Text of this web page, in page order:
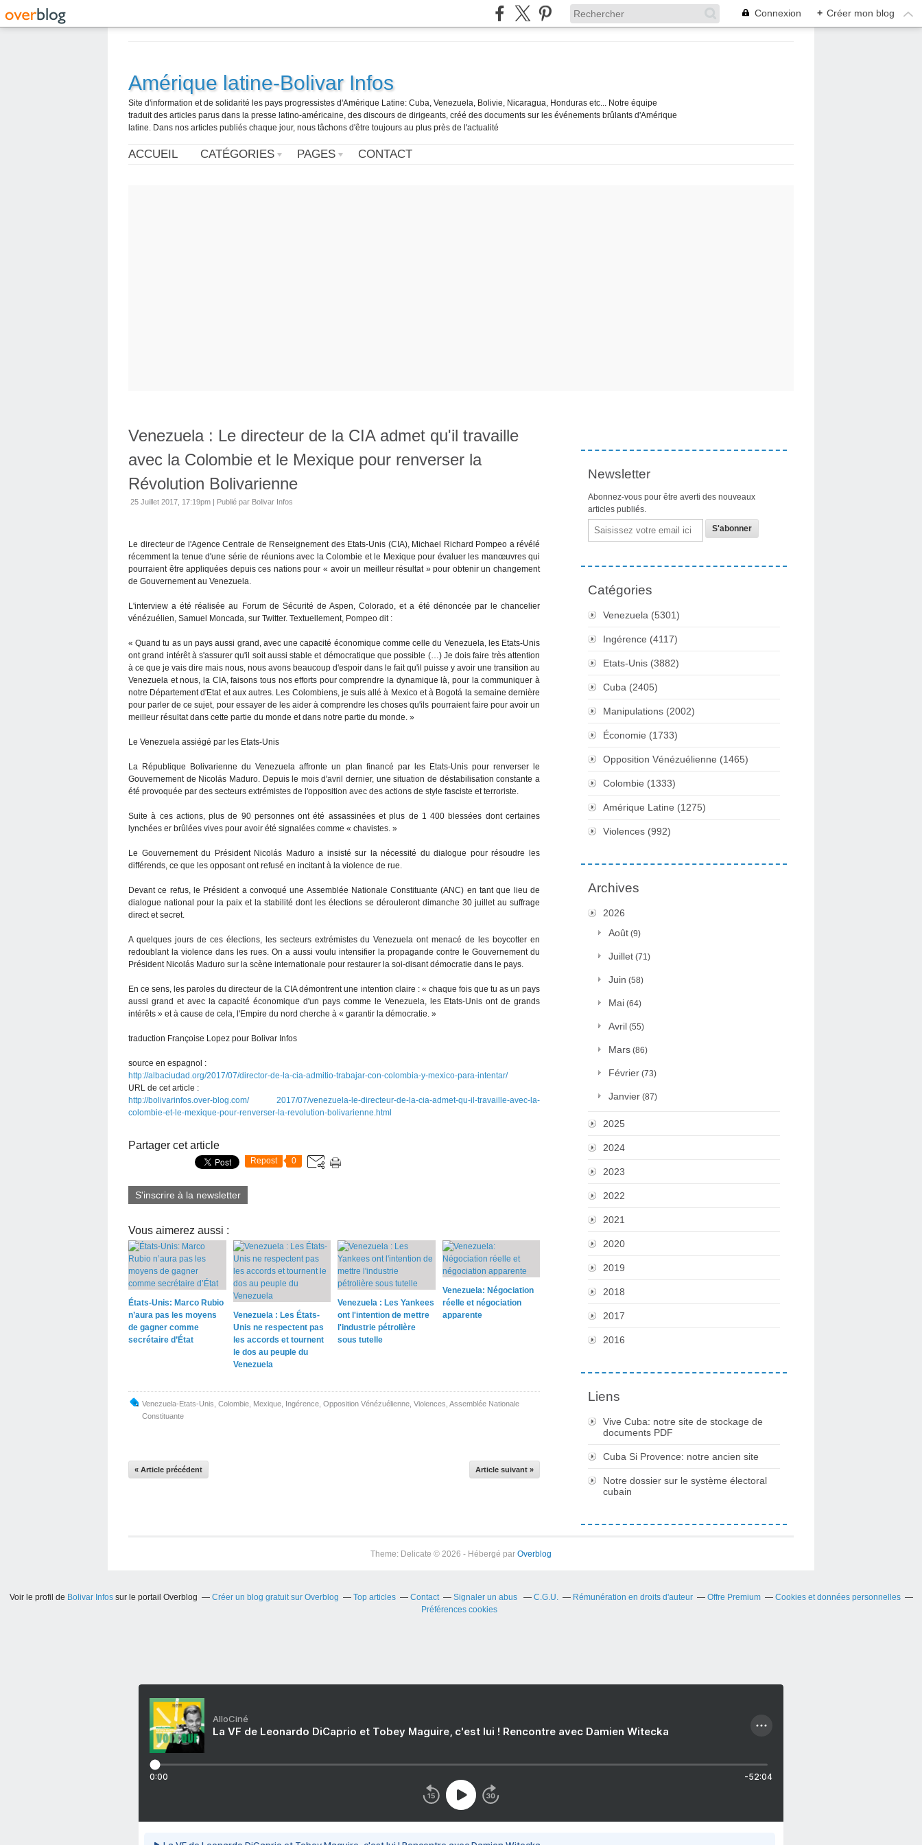
Connexion + Créer mon blog
Amérique latine-Bolivar Infos
Site d'information et de solidarité les pays progressistes d'Amérique Latine: Cuba, Venezuela, Bolivie, Nicaragua, Honduras etc... Notre équipe
traduit des articles parus dans la presse latino-américaine, des discours de dirigeants, créé des documents sur les événements brûlants d'Amérique
latine. Dans nos articles publiés chaque jour, nous tâchons d'être toujours au plus près de l'actualité
ACCUEIL CATÉGORIES PAGES CONTACT
Venezuela : Le directeur de la CIA admet qu'il travaille
avec la Colombie et le Mexique pour renverser la
Révolution Bolivarienne
25 Juillet 2017, 17:19pm | Publié par Bolivar Infos
Le directeur de l'Agence Centrale de Renseignement des Etats-Unis (CIA), Michael Richard Pompeo a révélé
récemment la tenue d'une série de réunions avec la Colombie et le Mexique pour évaluer les manœuvres qui
pourraient être appliquées depuis ces nations pour « avoir un meilleur résultat » pour obtenir un changement
de Gouvernement au Venezuela.
L'interview a été réalisée au Forum de Sécurité de Aspen, Colorado, et a été dénoncée par le chancelier
vénézuélien, Samuel Moncada, sur Twitter. Textuellement, Pompeo dit :
« Quand tu as un pays aussi grand, avec une capacité économique comme celle du Venezuela, les Etats-Unis
ont grand intérêt à s'assurer qu'il soit aussi stable et démocratique que possible (…) Je dois faire très attention
à ce que je vais dire mais nous, nous avons beaucoup d'espoir dans le fait qu'il puisse y avoir une transition au
Venezuela et nous, la CIA, faisons tous nos efforts pour comprendre la dynamique là, pour la communiquer à
notre Département d'Etat et aux autres. Les Colombiens, je suis allé à Mexico et à Bogotá la semaine dernière
pour parler de ce sujet, pour essayer de les aider à comprendre les choses qu'ils pourraient faire pour avoir un
meilleur résultat dans cette partie du monde et dans notre partie du monde. »
Le Venezuela assiégé par les Etats-Unis
La République Bolivarienne du Venezuela affronte un plan financé par les Etats-Unis pour renverser le
Gouvernement de Nicolás Maduro. Depuis le mois d'avril dernier, une situation de déstabilisation constante a
été provoquée par des secteurs extrémistes de l'opposition avec des actions de style fasciste et terroriste.
Suite à ces actions, plus de 90 personnes ont été assassinées et plus de 1 400 blessées dont certaines
lynchées er brûlées vives pour avoir été signalées comme « chavistes. »
Le Gouvernement du Président Nicolás Maduro a insisté sur la nécessité du dialogue pour résoudre les
différends, ce que les opposant ont refusé en incitant à la violence de rue.
Devant ce refus, le Président a convoqué une Assemblée Nationale Constituante (ANC) en tant que lieu de
dialogue national pour la paix et la stabilité dont les élections se dérouleront dimanche 30 juillet au suffrage
direct et secret.
A quelques jours de ces élections, les secteurs extrémistes du Venezuela ont menacé de les boycotter en
redoublant la violence dans les rues. On a aussi voulu intensifier la propagande contre le Gouvernement du
Président Nicolás Maduro sur la scène internationale pour restaurer la soi-disant démocratie dans le pays.
En ce sens, les paroles du directeur de la CIA démontrent une intention claire : « chaque fois que tu as un pays
aussi grand et avec la capacité économique d'un pays comme le Venezuela, les Etats-Unis ont de grands
intérêts » et à cause de cela, l'Empire du nord cherche à « garantir la démocratie. »
traduction Françoise Lopez pour Bolivar Infos
source en espagnol :
http://albaciudad.org/2017/07/director-de-la-cia-admitio-trabajar-con-colombia-y-mexico-para-intentar/
URL de cet article :
http://bolivarinfos.over-blog.com/ 2017/07/venezuela-le-directeur-de-la-cia-admet-qu-il-travaille-avec-la-
colombie-et-le-mexique-pour-renverser-la-revolution-bolivarienne.html
Partager cet article
Repost 0
S'inscrire à la newsletter
Vous aimerez aussi :
États-Unis: Marco Rubio
n’aura pas les moyens
de gagner comme
secrétaire d’État
Venezuela : Les États-
Unis ne respectent pas
les accords et tournent
le dos au peuple du
Venezuela
Venezuela : Les Yankees
ont l'intention de mettre
l'industrie pétrolière
sous tutelle
Venezuela: Négociation
réelle et négociation
apparente
Venezuela-Etats-Unis Colombie Mexique Ingérence Opposition Vénézuélienne Violences Assemblée Nationale
Constituante
« Article précédent Article suivant »
Newsletter
Abonnez-vous pour être averti des nouveaux
articles publiés.
Email
Catégories
Venezuela (5301)
Ingérence (4117)
Etats-Unis (3882)
Cuba (2405)
Manipulations (2002)
Économie (1733)
Opposition Vénézuélienne (1465)
Colombie (1333)
Amérique Latine (1275)
Violences (992)
Archives
2026
Août (9)
Juillet (71)
Juin (58)
Mai (64)
Avril (55)
Mars (86)
Février (73)
Janvier (87)
2025
2024
2023
2022
2021
2020
2019
2018
2017
2016
Liens
Vive Cuba: notre site de stockage de
documents PDF
Cuba Si Provence: notre ancien site
Notre dossier sur le système électoral
cubain
Theme: Delicate © 2026 - Hébergé par Overblog
Voir le profil de Bolivar Infossur le portail Overblog Créer un blog gratuit sur Overblog Top articles Contact Signaler un abus C.G.U. Rémunération en droits d'auteur Offre Premium
Cookies et données personnelles
Préférences cookies
AlloCiné
La VF de Leonardo DiCaprio et Tobey Maguire, c'est lui ! Rencontre avec Damien Witecka
0:00 -52:04